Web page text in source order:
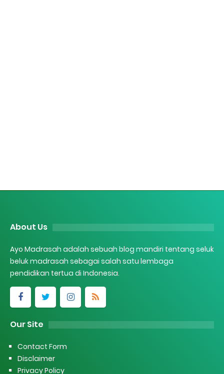
About Us
Ayo Madrasah adalah sebuah blog mandiri tentang seluk
beluk madrasah sebagai salah satu lembaga
pendidikan tertua di Indonesia.
Our Site
Contact Form
Disclaimer
Privacy Policy